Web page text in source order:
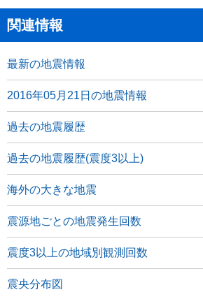
関連情報
最新の地震情報
2016年05月21日の地震情報
過去の地震履歴
過去の地震履歴(震度3以上)
海外の大きな地震
震源地ごとの地震発生回数
震度3以上の地域別観測回数
震央分布図